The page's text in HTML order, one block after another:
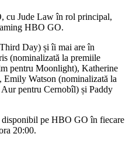
cu Jude Law în rol principal,
HBO GO.
Day) și îi mai are în
(nominalizată la premiile
pentru Moonlight), Katherine
Emily Watson (nominalizată la
pentru Cernobîl) și Paddy
disponibil pe HBO GO în fiecare
20:00.